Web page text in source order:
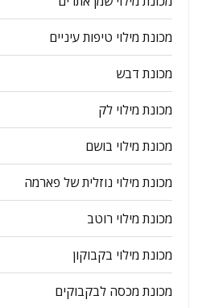
מכונת מילוי טיפות עיניים
מכונת דבש
מכונת מילוי לק
מכונת מילוי בושם
מכונת מילוי נוזלית של פארמה
מכונת מילוי רוטב
מכונת מילוי בקבוקון
מכונת מכסה לבקבוקים